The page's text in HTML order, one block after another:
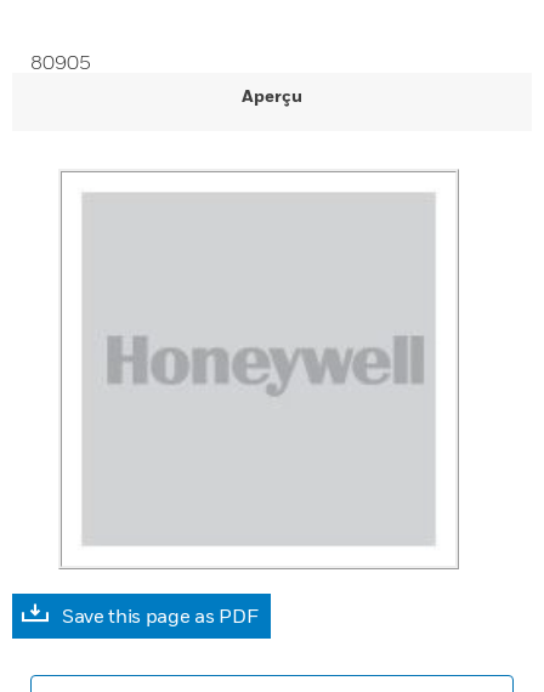
80905
Aperçu
Save this page as PDF